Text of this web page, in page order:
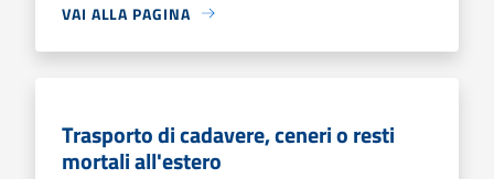
VAI ALLA PAGINA
Trasporto di cadavere, ceneri o resti
mortali all'estero